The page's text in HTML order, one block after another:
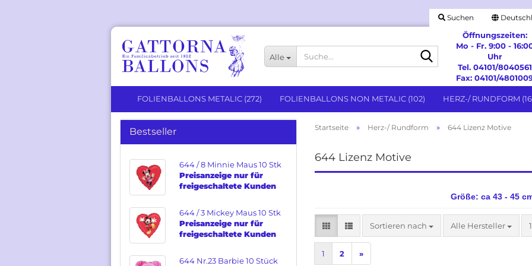
Suchen
Alle
Suche...
Öffnungszeiten:
Mo - Fr. 9:00 -
Uhr
Tel. 04101/8040561
Fax: 04101/
FOLIENBALLONS METALIC (272) FOLIENBALLONS NON METALIC (102) HERZ-/ RUNDFORM
Herz Ballons
Runde Ballons
Stern Ballons
Besondere Anlässe anzeigen
Spezielle Feiertage
Startseite » Herz-/ Rundform » 644 Lizenz Motive
644 Lizenz Motive
Größe: ca 43 - 45
Sortieren nach
Sortieren nach Alle Hersteller
1 2 »
Bestseller
644 / 8 Minnie Maus 10 Stk
Preisanzeige nur für
freigeschaltete Kunden
644 / 3 Mickey Maus 10 Stk
Preisanzeige nur für
freigeschaltete Kunden
644 Nr.23 Barbie 10 Stück